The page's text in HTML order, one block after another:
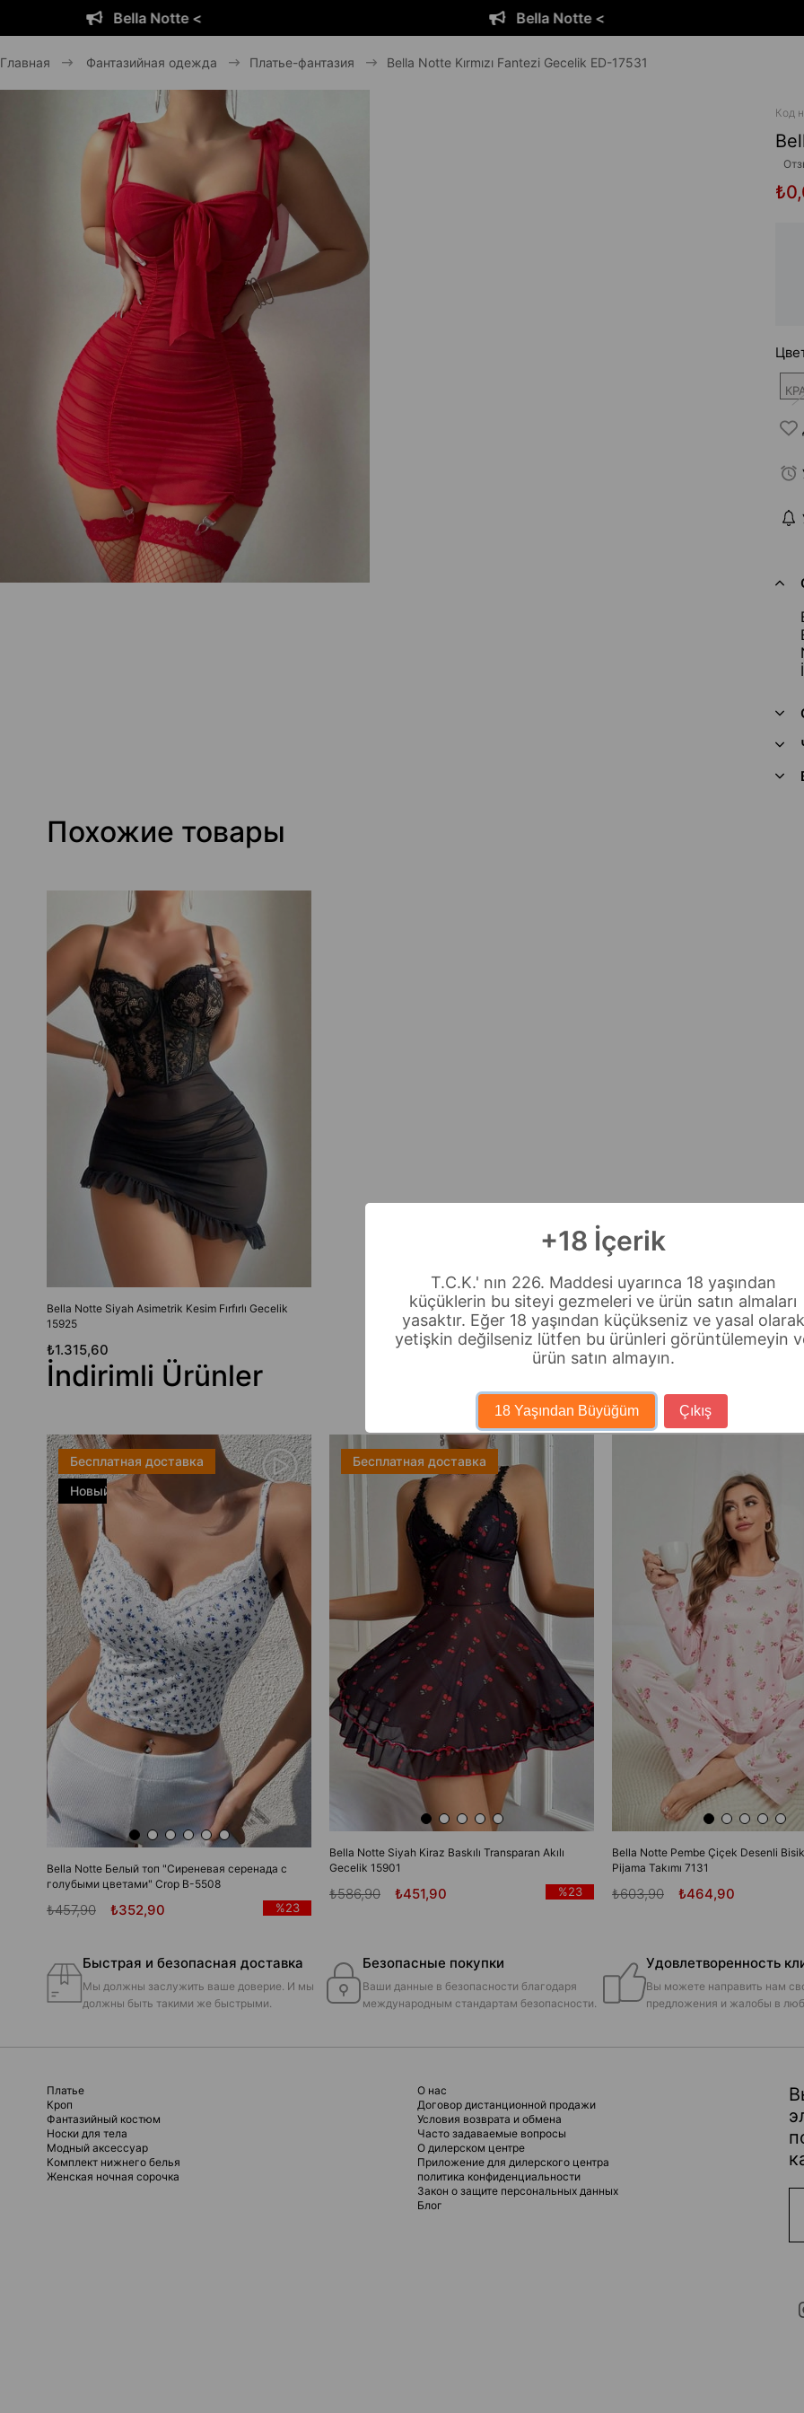
Bella Notte < Bella Notte <
Главная Фантазийная одежда Платье-фантазия Bella Notte Kırmızı Fantezi Gecelik ED-17531
Код
Похожие товары
Bella Notte Siyah Asimetrik Kesim Fırfırlı Gecelik
15925
₺1.315,60
İndirimli Ürünler
Bella Notte Белый топ "Сиреневая серенада с
голубыми цветами" Crop B-5508
₺352,90
₺457,90 %23
Бесплатная доставка
Новый
товар
Bella Notte Siyah Kiraz Baskılı Transparan Akılı
Gecelik 15901
₺451,90
₺586,90 %23
Бесплатная доставка
Bella Notte Pembe Çiçek Desenli
Pijama Takımı 7131
₺464,90
₺603,90
Быстрая и безопасная доставка
Мы должны заслужить ваше доверие. И мы
должны быть такими же быстрыми.
Безопасные покупки
Ваши данные в безопасности благодаря
международным стандартам безопасности.
Удовлетворенность
Вы можете направить нам
предложения и жалобы в
Платье
Кроп
Фантазийный костюм
Носки для тела
Модный аксессуар
Комплект нижнего белья
Женская ночная сорочка
О нас
Договор дистанционной продажи
Условия возврата и обмена
Часто задаваемые вопросы
О дилерском центре
Приложение для дилерского центра
политика конфиденциальности
Закон о защите персональных данных
Блог
+18 İçerik
T.C.K.' nın 226. Maddesi uyarınca 18 yaşından
küçüklerin bu siteyi gezmeleri ve ürün satın almaları
yasaktır. Eğer 18 yaşından küçükseniz ve yasal olarak
yetişkin değilseniz lütfen bu ürünleri görüntülemeyin
ürün satın almayın.
18 Yaşından Büyüğüm Çıkış